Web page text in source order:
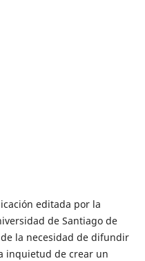
editada por la
de Santiago de
la necesidad de difundir
inquietud de crear un